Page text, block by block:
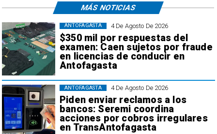
4 De Agosto De 2026
$350 mil por respuestas del
examen: Caen sujetos por fraude
en licencias de conducir en
Antofagasta
ANTOFAGASTA
4 De Agosto De 2026
Piden enviar reclamos a los
bancos: Seremi coordina
acciones por cobros irregulares
en TransAntofagasta
ANTOFAGASTA
MÁS NOTICIAS